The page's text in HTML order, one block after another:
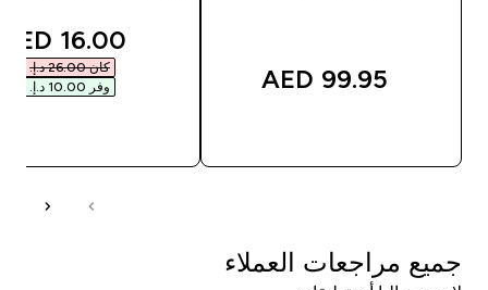
99.95 AED‎
price
16.00 AED‎
كان ‏26.00 د.إ.‏‎
وفر ‏10.00 د.إ.‏‎
جميع مراجعات العملاء